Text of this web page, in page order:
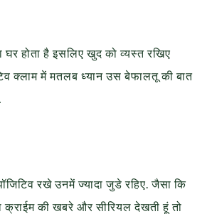
घर होता है इसलिए खुद को व्यस्त रखिए
क्लाम में मतलब ध्यान उस बेफालतू की बात
रखे उनमें ज्यादा जुडे रहिए. जैसा कि
क्राईम की खबरे और सीरियल देखती हूं तो